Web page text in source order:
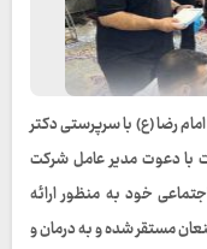
رضا (ع) با سرپرستی دکتر
دعوت مدیر عامل شرکت
خود به منظور ارائه
مستقر شده و به درمان و